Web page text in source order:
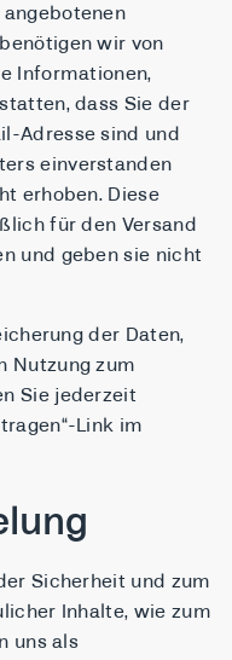
wir von
Informationen,
dass Sie der
Adresse sind und
einverstanden
erhoben. Diese
für den Versand
und geben sie nicht
der Daten,
Nutzung zum
Sie jederzeit
Link im
Sicherheit und zum
Inhalte, wie zum
uns als